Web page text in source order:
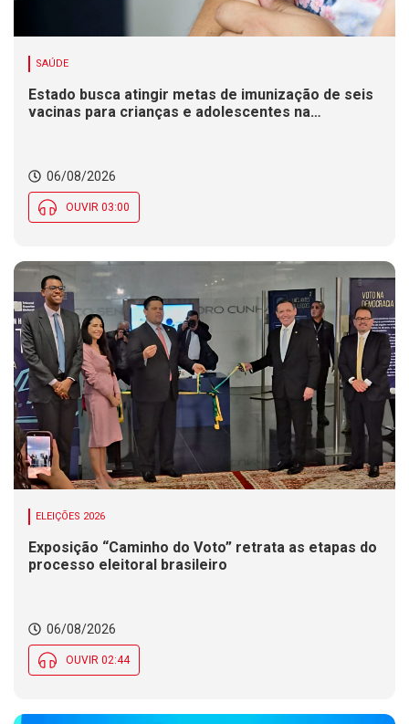
SAÚDE
Estado busca atingir metas de imunização de seis
vacinas para crianças e adolescentes na
06/08/2026
OUVIR 03:00
ELEIÇÕES 2026
Exposição “Caminho do Voto” retrata as etapas do
processo eleitoral brasileiro
06/08/2026
OUVIR 02:44